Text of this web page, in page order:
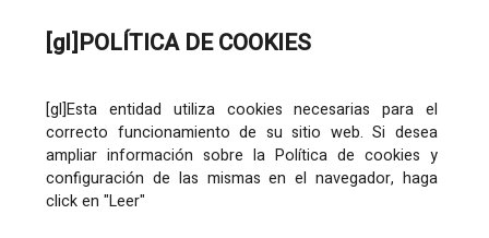
[gl]POLÍTICA DE COOKIES
[gl]Esta entidad utiliza cookies necesarias para el
correcto funcionamiento de su sitio web. Si desea
ampliar información sobre la Política de cookies y
configuración de las mismas en el navegador, haga
click en "Leer"
Amosar
02/08/2022
Amosar
ACTIVIDADE CORPORATIVA. Xunta de Goberno Local do 30 de decembro
de 2020